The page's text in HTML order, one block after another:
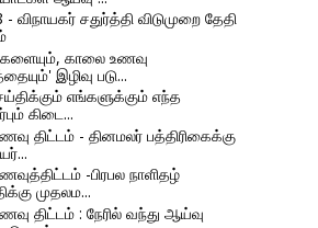
- விநாயகர் சதுர்த்தி விடுமுறை தேதி
காலை உணவு
இழிவு படு...
எங்களுக்கும் எந்த
கிடை...
திட்டம் - தினமலர் பத்திரிகைக்கு
-பிரபல நாளிதழ்
முதலம...
திட்டம் : நேரில் வந்து ஆய்வு